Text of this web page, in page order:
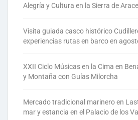
Alegría y Cultura en la Sierra de
Visita guiada casco histórico
experiencias rutas en barco en
XXII Ciclo Músicas en la Cima en
y Montaña con Guías Milorcha
Mercado tradicional marinero en
mar y estancia en el Palacio de los